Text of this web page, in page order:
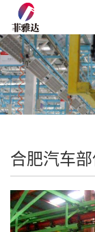
合肥汽车